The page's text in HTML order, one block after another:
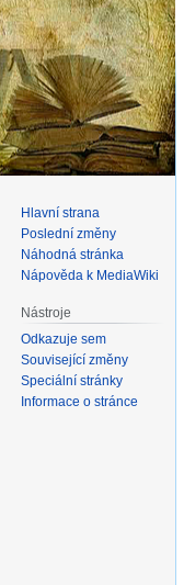
Hlavní strana
Poslední změny
Náhodná stránka
Nápověda k MediaWiki
Nástroje
Odkazuje sem
Související změny
Speciální stránky
Informace o stránce